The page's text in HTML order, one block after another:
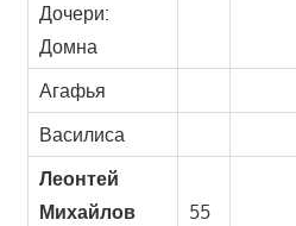
Дочери:
Домна
Агафья
Василиса
Леонтей
Михайлов
55